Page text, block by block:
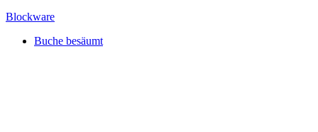
Blockware
Buche besäumt